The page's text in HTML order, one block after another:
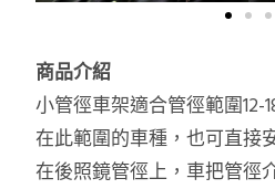
商品介紹
小管徑車架適合管徑範圍12-
在此範圍的車種，也可直接
在後照鏡管徑上，車把管徑